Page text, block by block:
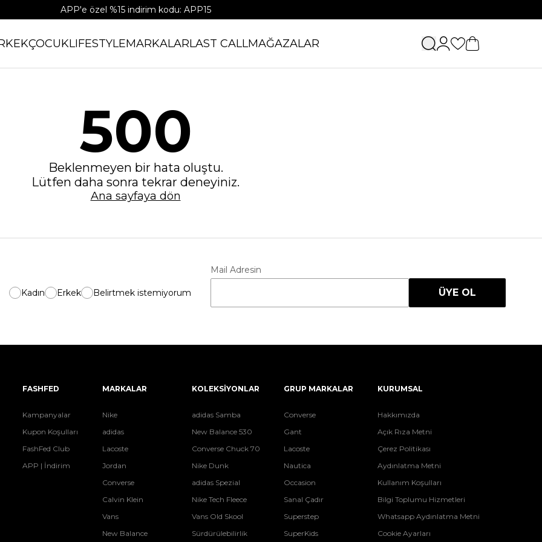
APP'e özel %15 indirim kodu: APP15
ÇOCUKLIFESTYLEMARKALARLAST CALLMAĞAZALAR
500
Beklenmeyen bir hata oluştu.
Lütfen daha sonra tekrar deneyiniz.
Ana sayfaya dön
Kadın Erkek Belirtmek istemiyorum
Mail Adresin
ÜYE OL
FASHFED
Kampanyalar
Kupon Koşulları
FashFed Club
APP | İndirim
MARKALAR
Nike
adidas
Lacoste
Jordan
Converse
Calvin Klein
Vans
New Balance
KOLEKSİYONLAR
adidas Samba
New Balance 530
Converse Chuck 70
Nike Dunk
adidas Spezial
Nike Tech Fleece
Vans Old Skool
Sürdürülebilirlik
GRUP MARKALAR
Converse
Gant
Lacoste
Nautica
Occasion
Sanal Çadır
Superstep
SuperKids
KURUMSAL
Hakkımızda
Açık Rıza Metni
Çerez Politikası
Aydınlatma Metni
Kullanım Koşulları
Bilgi Toplumu Hizmetleri
Whatsapp Aydınlatma Metni
Cookie Ayarları